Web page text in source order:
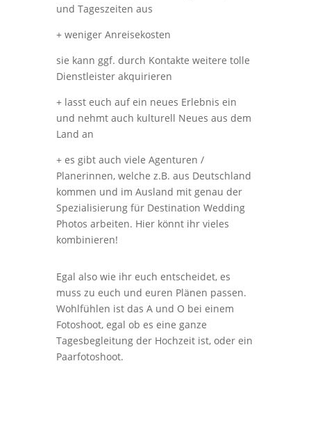
und Tageszeiten aus
+ weniger Anreisekosten
sie kann ggf. durch Kontakte weitere tolle
Dienstleister akquirieren
+ lasst euch auf ein neues Erlebnis ein
und nehmt auch kulturell Neues aus dem
Land an
+ es gibt auch viele Agenturen /
Planerinnen, welche z.B. aus Deutschland
kommen und im Ausland mit genau der
Spezialisierung für Destination Wedding
Photos arbeiten. Hier könnt ihr vieles
kombinieren!
Egal also wie ihr euch entscheidet, es
muss zu euch und euren Plänen passen.
Wohlfühlen ist das A und O bei einem
Fotoshoot, egal ob es eine ganze
Tagesbegleitung der Hochzeit ist, oder ein
Paarfotoshoot.